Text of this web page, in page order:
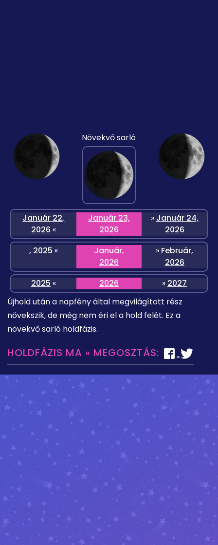
Növekvő sarló
Január 22,
2026 «
Január 23,
2026
» Január 24,
2026
, 2025 «
Január,
2026
» Február,
2026
2025 « 2026 » 2027
Újhold után a napfény által megvilágított rész
növekszik, de még nem éri el a hold felét. Ez a
növekvő sarló holdfázis.
HOLDFÁZIS MA » MEGOSZTÁS: